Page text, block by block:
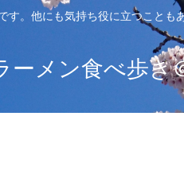
す。他にも気持ち役に立つことも
ーメン食べ歩